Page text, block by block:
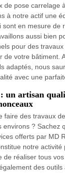
de pose carrelage
à notre actif une
sont en mesure de
aussi bien
pour des
de votre bâtiment.
adaptés, nous
avec une
un artisan
faire des travaux
environs ? Sachez
offerts par MD
notre
de réaliser tous
des